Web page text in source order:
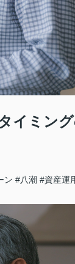
イミン
ン #八潮 #資産運